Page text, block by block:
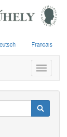
Francais
Toggle